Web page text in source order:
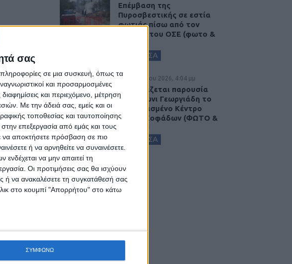
σας
σε μια συσκευή, όπως τα
και προσαρμοσμένες
και περιεχόμενο, μέτρηση
Με την άδειά σας, εμείς και οι
τοποθεσίας και ταυτοποίησης
επεξεργασία από εμάς και τους
να αποκτήσετε πρόσβαση σε πιο
ή να αρνηθείτε να συναινέσετε.
να μην απαιτεί τη
Οι προτιμήσεις σας θα ισχύουν
ή να ανακαλέσετε τη συγκατάθεσή σας
στο κουμπί "Απορρήτου" στο κάτω
ΣΥΜΦΩΝΩ
Επέμβαση της
Πυροσβεστικής σε εστία
φωτιάς πίσω από τον
σταθμό του ΟΣΕ (φωτο &
ΚΑΡΔΙΤΣΑ
5 Αυγούστου 2026, 4:04 μμ
Εγκαινιάζεται παρουσία
του Άδωνι Γεωργιάδη το
ανακαινισμένο Κέντρο
Υγείας Σοφάδων (ΦΩΤΟ &
ΚΑΡΔΙΤΣΑ